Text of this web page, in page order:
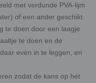
met verdunde PVA-lijm
of een ander geschikt
te doen door een laagje
te doen en de
even in te leggen, en
zodat de kans op het